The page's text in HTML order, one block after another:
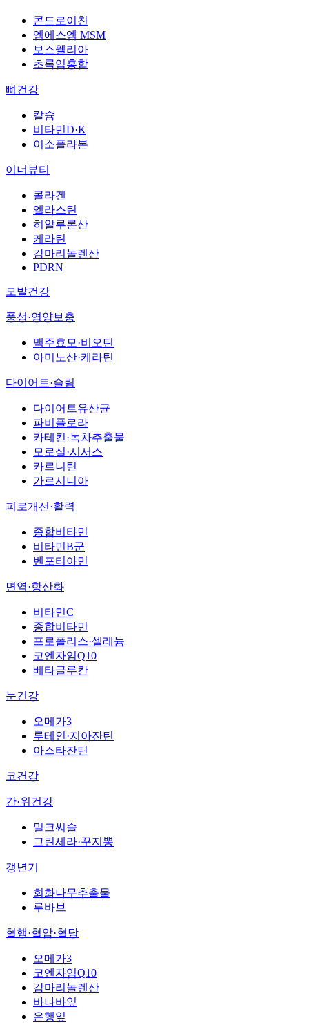
콘드로이친
엠에스엠 MSM
보스웰리아
초록입홍합
뼈건강
칼슘
비타민D·K
이소플라본
이너뷰티
콜라겐
엘라스틴
히알루론산
케라틴
감마리놀렌산
PDRN
모발건강
풍성·영양보충
맥주효모·비오틴
아미노산·케라틴
다이어트·슬림
다이어트유산균
파비플로라
카테킨·녹차추출물
모로실·시서스
카르니틴
가르시니아
피로개선·활력
종합비타민
비타민B군
벤포티아민
면역·항산화
비타민C
종합비타민
프로폴리스·셀레늄
코엔자임Q10
베타글루칸
눈건강
오메가3
루테인·지아잔틴
아스타잔틴
코건강
간·위건강
밀크씨슬
그린세라·꾸지뽕
갱년기
회화나무추출물
루바브
혈행·혈압·혈당
오메가3
코엔자임Q10
감마리놀렌산
바나바잎
은행잎